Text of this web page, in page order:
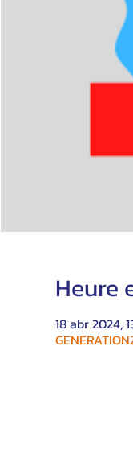
Heure
18 abr 2024,